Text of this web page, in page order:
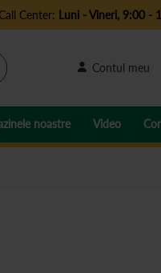
Center: Luni - Vineri, 9:00 -
Contul meu
noastre Video